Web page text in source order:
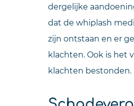
dergelijke
dat de whiplash
zijn ontstaan en er
klachten. Ook is het
klachten bestonden.